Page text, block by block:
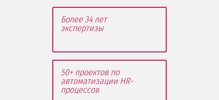
Более 34 лет
экспертизы
50+ проектов по
автоматизации HR-
процессов